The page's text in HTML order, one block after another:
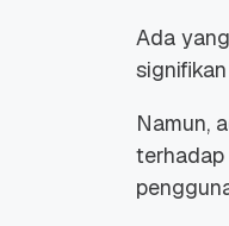
Ada
Namun,
terhadap